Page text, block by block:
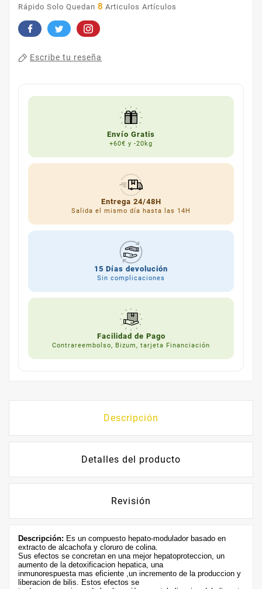
Rápido Solo Quedan 8 Articulos Artículos
Escribe tu reseña
Envío Gratis
+60€ y -20kg
Entrega 24/48H
Salida el mismo día hasta las 14H
15 Días devolución
Sin complicaciones
Facilidad de Pago
Contrareembolso, Bizum, tarjeta Financiación
Descripción
Detalles del producto
Revisión
Descripción: Es un compuesto hepato-modulador basado en
extracto de alcachofa y cloruro de colina.
Sus efectos se concretan en una mejor hepatoproteccion, un
aumento de la detoxificacion hepatica, una
inmunorespuesta mas eficiente ,un incremento de la produccion y
liberacion de bilis. Estos efectos se